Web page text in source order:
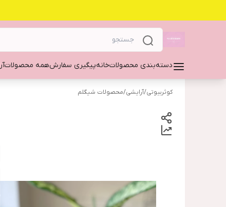
دسته‌بندی محصولاتخانهپیگیری سفارشهمه محصولات
کوثربیوتی/آرایشی/محصولات شیگلم